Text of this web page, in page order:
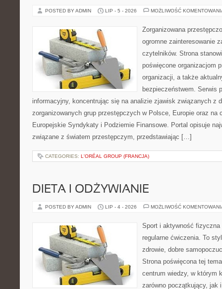
POSTED BY ADMIN LIP - 5 - 2026 MOŻLIWOŚĆ
Zorganizowana
ogromne zainteresowanie
czytelników. Strona
poświęcone organizacjom
organizacji, a także
bezpieczeństwem. Serwis
informacyjny, koncentrując się na analizie zjawisk związanych z
zorganizowanych grup przestępczych w Polsce, Europie oraz na
Europejskie Syndykaty i Podziemie Finansowe. Portal opisuje
związane z światem przestępczym, przedstawiając […]
CATEGORIES: L'ORÉAL GROUP (FRANCJA)
DIETA I ODŻYWIANIE
POSTED BY ADMIN LIP - 4 - 2026 MOŻLIWOŚĆ
Sport i aktywność
regularne ćwiczenia. To
zdrowie, dobre
Strona poświęcona tej
centrum wiedzy, w którym
zarówno początkujący, jak